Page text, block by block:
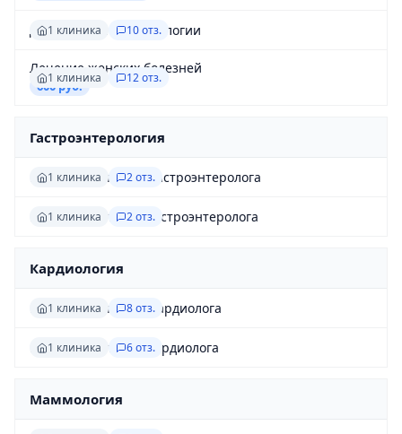
Диагностика в гинекологии
1 клиника 10 отз.
Лечение женских болезней
600 руб.
1 клиника 12 отз.
Гастроэнтерология
Первичный приём гастроэнтеролога
1 клиника 2 отз.
Повторный приём гастроэнтеролога
1 клиника 2 отз.
Кардиология
Первичный приём кардиолога
1 клиника 8 отз.
Повторный приём кардиолога
1 клиника 6 отз.
Маммология